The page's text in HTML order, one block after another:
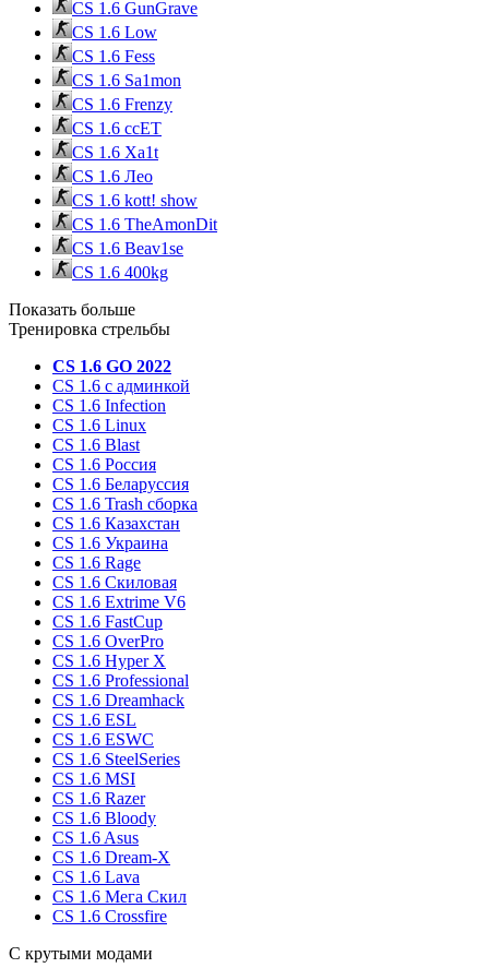
CS 1.6 GunGrave
CS 1.6 Low
CS 1.6 Fess
CS 1.6 Sa1mon
CS 1.6 Frenzy
CS 1.6 ccET
CS 1.6 Xa1t
CS 1.6 Лео
CS 1.6 kott! show
CS 1.6 TheAmonDit
CS 1.6 Beav1se
CS 1.6 400kg
Показать больше
Тренировка стрельбы
CS 1.6 GO 2022
CS 1.6 с админкой
CS 1.6 Infection
CS 1.6 Linux
CS 1.6 Blast
CS 1.6 Россия
CS 1.6 Беларуссия
CS 1.6 Trash сборка
CS 1.6 Казахстан
CS 1.6 Украина
CS 1.6 Rage
CS 1.6 Скиловая
CS 1.6 Extrime V6
CS 1.6 FastCup
CS 1.6 OverPro
CS 1.6 Hyper X
CS 1.6 Professional
CS 1.6 Dreamhack
CS 1.6 ESL
CS 1.6 ESWC
CS 1.6 SteelSeries
CS 1.6 MSI
CS 1.6 Razer
CS 1.6 Bloody
CS 1.6 Asus
CS 1.6 Dream-X
CS 1.6 Lava
CS 1.6 Мега Скил
CS 1.6 Crossfire
С крутыми модами